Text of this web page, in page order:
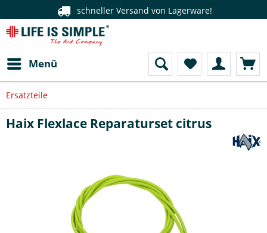
schneller Versand von Lagerware!
Menü
Ersatzteile
Haix Flexlace Reparaturset citrus